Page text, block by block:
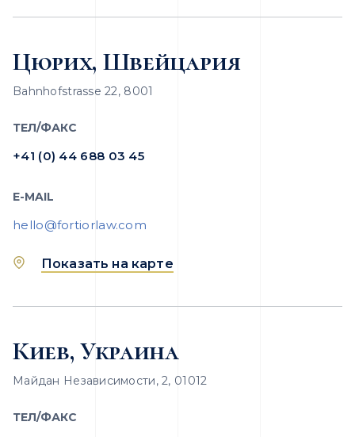
Цюрих, Швейцария
Bahnhofstrasse 22, 8001
ТЕЛ/ФАКС
+41 (0) 44 688 03 45
Показать на карте
E-MAIL
hello@fortiorlaw.com
Киев, Украина
Майдан Независимости, 2, 01012
ТЕЛ/ФАКС